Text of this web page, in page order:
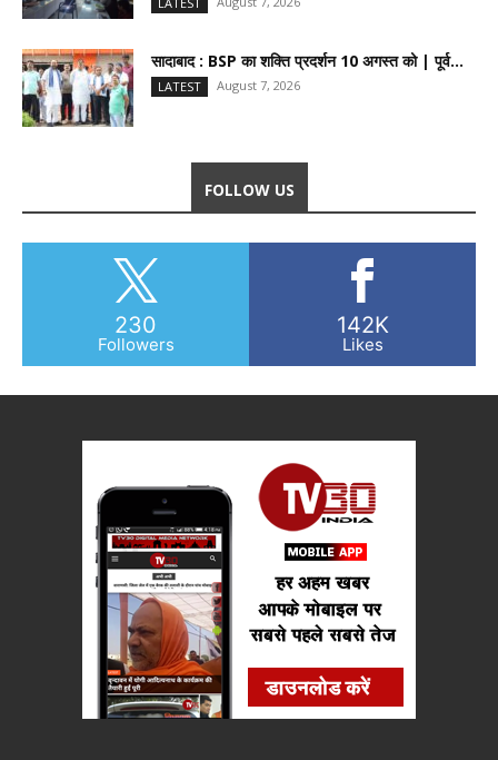
सादाबाद : BSP का शक्ति प्रदर्शन 10 अगस्त को | पूर्व...
LATEST August 7, 2026
FOLLOW US
230
Followers
142K
Likes